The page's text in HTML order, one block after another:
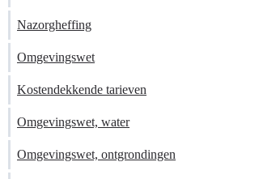
Nazorgheffing
Omgevingswet
Kostendekkende tarieven
Omgevingswet, water
Omgevingswet, ontgrondingen